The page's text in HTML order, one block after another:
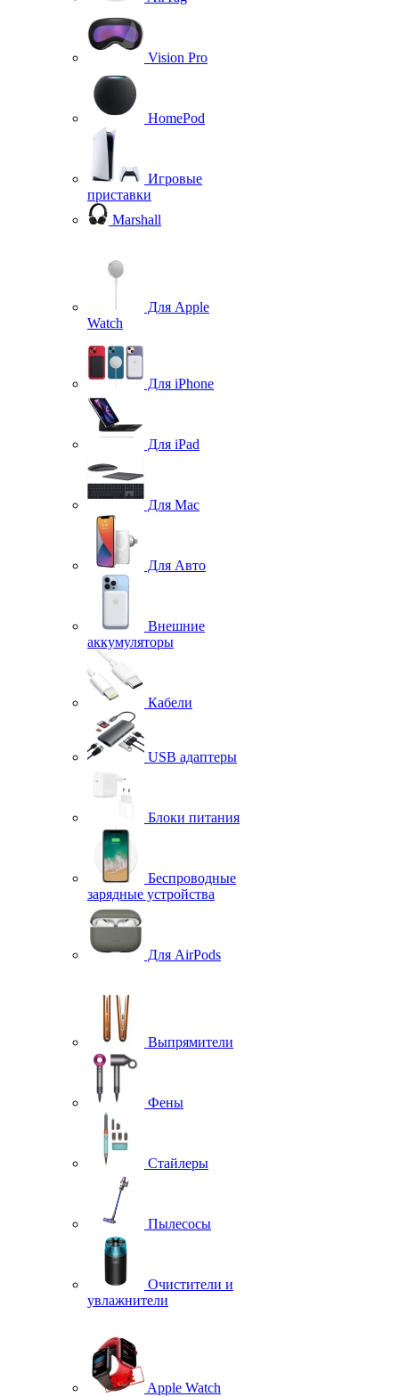
Vision Pro
HomePod
Игровые
приставки
Marshall
Для Apple
Watch
Для iPhone
Для iPad
Для Mac
Для Авто
Внешние
аккумуляторы
Кабели
USB адаптеры
Блоки питания
Беспроводные
зарядные устройства
Для AirPods
Выпрямители
Фены
Стайлеры
Пылесосы
Очистители и
увлажнители
Apple Watch